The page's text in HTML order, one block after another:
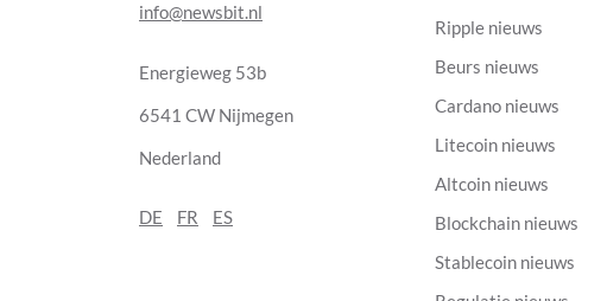
info@newsbit.nl
Energieweg 53b
6541 CW Nijmegen
Nederland
DE FR ES
Ripple nieuws
Beurs nieuws
Cardano nieuws
Litecoin nieuws
Altcoin nieuws
Blockchain nieuws
Stablecoin nieuws